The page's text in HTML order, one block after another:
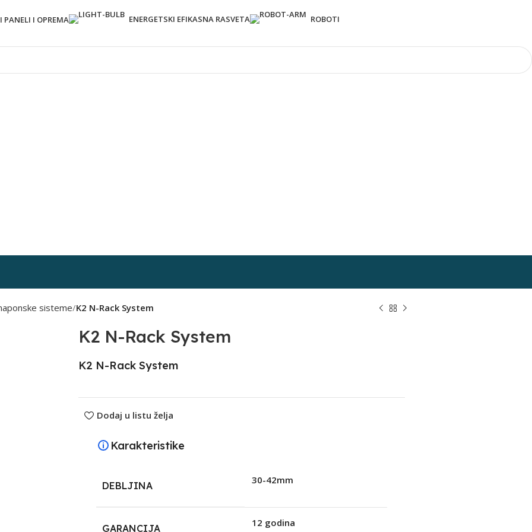
PANELI I OPREMA ENERGETSKI EFIKASNA RASVETA ROBOTI
sisteme K2 N-Rack System
K2 N-Rack System
K2 N-Rack System
Dodaj u listu želja
Karakteristike
DEBLJINA 30-42mm
GARANCIJA 12 godina